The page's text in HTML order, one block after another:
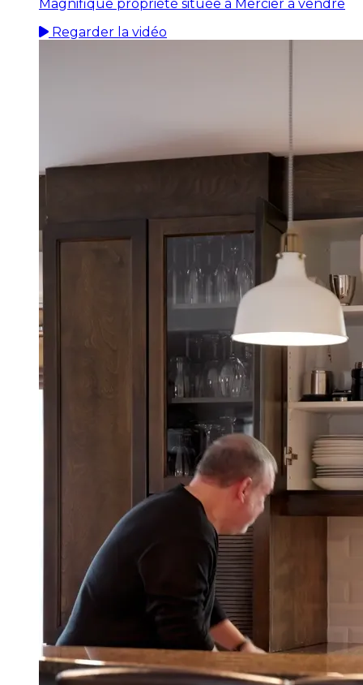
Magnifique propriété située à Mercier à vendre
Regarder la vidéo